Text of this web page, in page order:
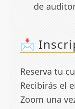
de
📩
Reserva tu
Recibirás el
Zoom una